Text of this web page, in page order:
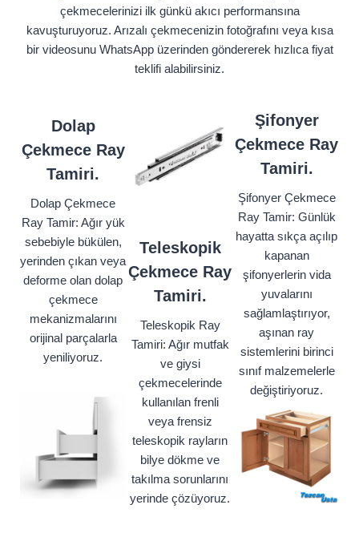
çekmecelerinizi ilk günkü akıcı performansına
kavuşturuyoruz. Arızalı çekmecenizin fotoğrafını veya kısa
bir videosunu WhatsApp üzerinden göndererek hızlıca fiyat
teklifi alabilirsiniz.
Dolap
Çekmece Ray
Tamiri.
Dolap Çekmece
Ray Tamir: Ağır yük
sebebiyle bükülen,
yerinden çıkan veya
deforme olan dolap
çekmece
mekanizmalarını
orijinal parçalarla
yeniliyoruz.
Teleskopik
Çekmece Ray
Tamiri.
Teleskopik Ray
Tamiri: Ağır mutfak
ve giysi
çekmecelerinde
kullanılan frenli
veya frensiz
teleskopik rayların
bilye dökme ve
takılma sorunlarını
yerinde çözüyoruz.
Şifonyer
Çekmece Ray
Tamiri.
Şifonyer Çekmece
Ray Tamir: Günlük
hayatta sıkça açılıp
kapanan
şifonyerlerin vida
yuvalarını
sağlamlaştırıyor,
aşınan ray
sistemlerini birinci
sınıf malzemelerle
değiştiriyoruz.